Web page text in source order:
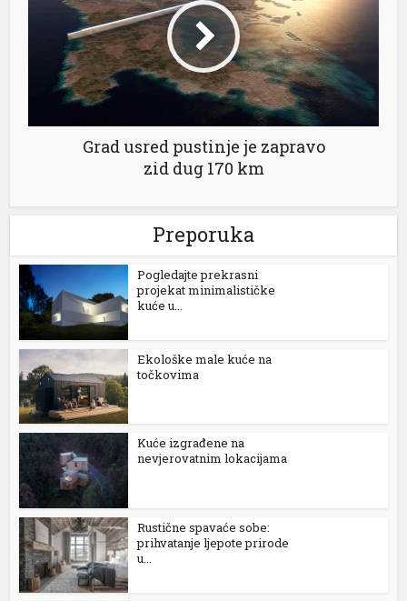
Grad usred pustinje je zapravo
zid dug 170 km
Preporuka
Pogledajte prekrasni
projekat minimalističke
kuće u...
Ekološke male kuće na
točkovima
Kuće izgrađene na
nevjerovatnim lokacijama
Rustične spavaće sobe:
prihvatanje ljepote prirode
u...